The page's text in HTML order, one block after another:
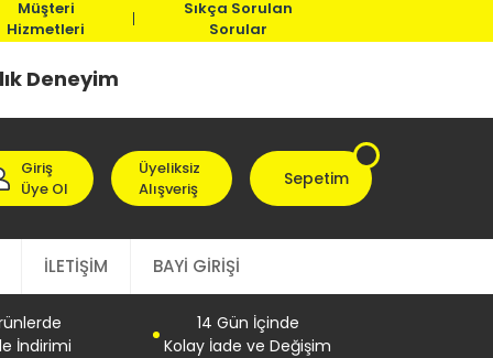
Müşteri
Hizmetleri
Sıkça Sorulan
Sorular
Deneyim
Giriş
Üye Ol
Üyeliksiz
Alışveriş
Sepetim
İLETİŞİM BAYİ GİRİŞİ
İndirimi
14 Gün İçinde
Kolay İade ve Değişim